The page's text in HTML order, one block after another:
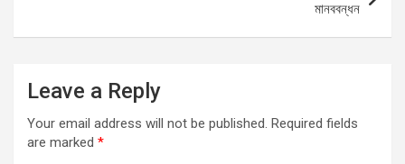
মানববন্ধন
Leave a Reply
Your email address will not be published. Required fields
are marked *